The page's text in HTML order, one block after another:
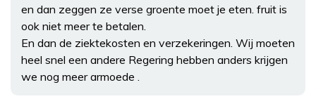
en dan zeggen ze verse groente moet je eten. fruit is
ook niet meer te betalen.
En dan de ziektekosten en verzekeringen. Wij moeten
heel snel een andere Regering hebben anders krijgen
we nog meer armoede .